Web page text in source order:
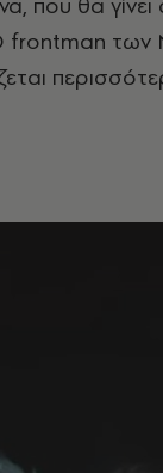
frontman